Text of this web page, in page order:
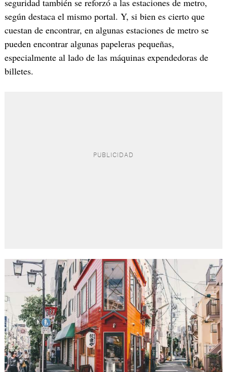
seguridad también se reforzó a las estaciones de metro,
según destaca el mismo portal. Y, si bien es cierto que
cuestan de encontrar, en algunas estaciones de metro se
pueden encontrar algunas papeleras pequeñas,
especialmente al lado de las máquinas expendedoras de
billetes.